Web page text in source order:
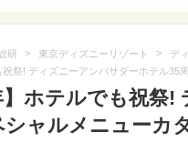
研 > 東京ディズニーリゾート > デ
祝祭! ディズニーアンバサダーホテル35
】ホテルでも祝祭
シャルメニューカ